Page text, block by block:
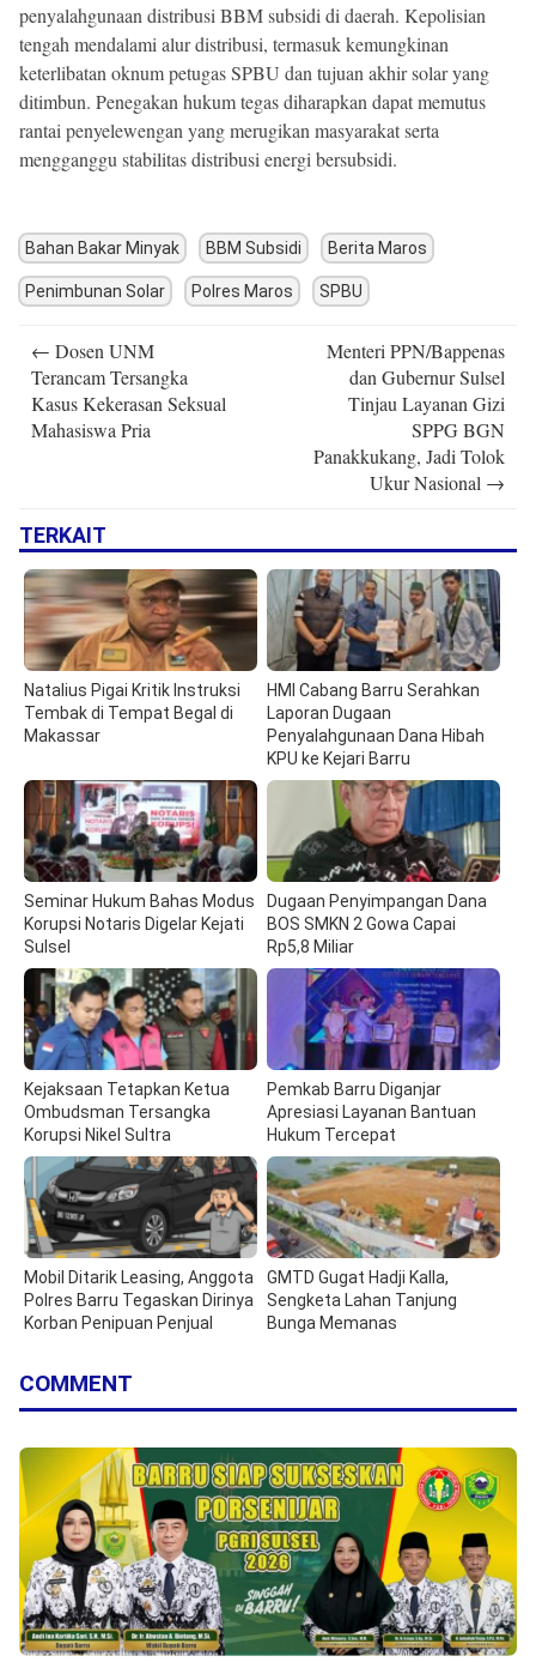
penyalahgunaan distribusi BBM subsidi di daerah. Kepolisian
tengah mendalami alur distribusi, termasuk kemungkinan
keterlibatan oknum petugas SPBU dan tujuan akhir solar yang
ditimbun. Penegakan hukum tegas diharapkan dapat memutus
rantai penyelewengan yang merugikan masyarakat serta
mengganggu stabilitas distribusi energi bersubsidi.
Bahan Bakar Minyak BBM Subsidi Berita Maros
Penimbunan Solar Polres Maros SPBU
navigation
← Dosen UNM
Terancam Tersangka
Kasus Kekerasan Seksual
Mahasiswa Pria
Menteri PPN/Bappenas
dan Gubernur Sulsel
Tinjau Layanan Gizi
SPPG BGN
Panakkukang, Jadi Tolok
Ukur Nasional →
TERKAIT
Natalius Pigai Kritik Instruksi
Tembak di Tempat Begal di
Makassar
HMI Cabang Barru Serahkan
Laporan Dugaan
Penyalahgunaan Dana Hibah
KPU ke Kejari Barru
Seminar Hukum Bahas Modus
Korupsi Notaris Digelar Kejati
Sulsel
Dugaan Penyimpangan Dana
BOS SMKN 2 Gowa Capai
Rp5,8 Miliar
Kejaksaan Tetapkan Ketua
Ombudsman Tersangka
Korupsi Nikel Sultra
Pemkab Barru Diganjar
Apresiasi Layanan Bantuan
Hukum Tercepat
Mobil Ditarik Leasing, Anggota
Polres Barru Tegaskan Dirinya
Korban Penipuan Penjual
GMTD Gugat Hadji Kalla,
Sengketa Lahan Tanjung
Bunga Memanas
COMMENT